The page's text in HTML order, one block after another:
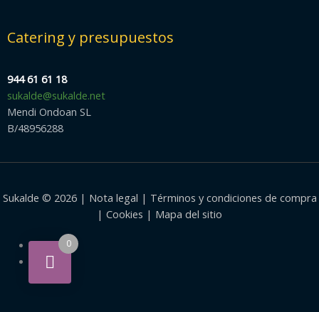
Catering y presupuestos
944 61 61 18
sukalde@sukalde.net
Mendi Ondoan SL
B/48956288
Sukalde © 2026 | Nota legal | Términos y condiciones de compra
| Cookies | Mapa del sitio
0